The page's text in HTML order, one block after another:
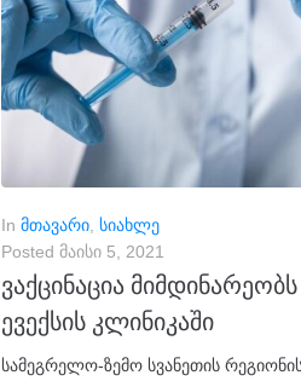
In მთავარი სიახლე
Posted მაისი 5, 2021
ვაქცინაცია
ევექსის კლინიკაში
სამეგრელო-ზემო სვანეთის